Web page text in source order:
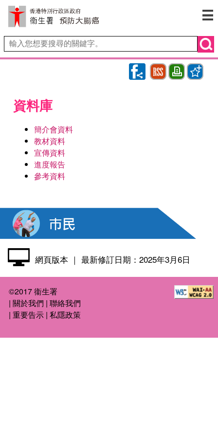
RSS Print
Bookmark
資料庫
簡介會資料
教材資料
宣傳資料
進度報告
參考資料
網頁版本 ｜ 最新修訂日期：2025年3月6日
©2017 衞生署
| 關於我們 | 聯絡我們
| 重要告示| 私隱政策